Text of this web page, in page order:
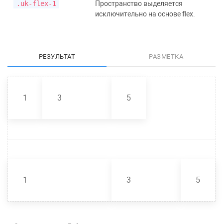
.uk-flex-1
Пространство выделяется
исключительно на основе flex.
РЕЗУЛЬТАТ РАЗМЕТКА
1 3 5
1 3 5